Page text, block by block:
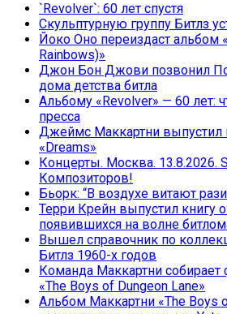
`Revolver`: 60 лет спустя
Скульптурную группу Битлз
Йоко Оно переиздаст альбом
Rainbows)»
Джон Бон Джови позвонил
дома детства битла
Альбому «Revolver» — 60 лет:
пресса
Джеймс Маккартни выпустил
«Dreams»
Концерты. Москва. 13.8.2026.
Композиторов!
Бьорк: “В воздухе витают
Терри Крейн выпустил книгу
появившихся на волне
Вышел справочник по
Битлз 1960-х годов
Команда Маккартни
«The Boys of Dungeon Lane»
Альбом Маккартни «The Boys